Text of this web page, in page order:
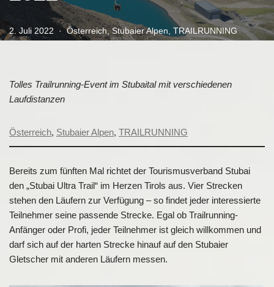
2. Juli 2022 Österreich,Stubaier Alpen, TRAILRUNNING
Tolles Trailrunning-Event im Stubaital mit verschiedenen
Laufdistanzen
Österreich, Stubaier Alpen, TRAILRUNNING
Bereits zum fünften Mal richtet der Tourismusverband Stubai
den „Stubai Ultra Trail“ im Herzen Tirols aus. Vier Strecken
stehen den Läufern zur Verfügung – so findet jeder interessierte
Teilnehmer seine passende Strecke. Egal ob Trailrunning-
Anfänger oder Profi, jeder Teilnehmer ist gleich willkommen und
darf sich auf der harten Strecke hinauf auf den Stubaier
Gletscher mit anderen Läufern messen.